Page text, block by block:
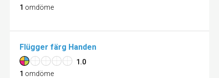
1 omdöme
Flügger färg Handen
1.0
1 omdöme